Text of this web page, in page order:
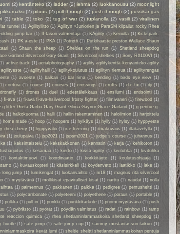
(2) kentänteko (2) ladder (2) lehmä (2) luokkanousu (2) moonlight
pikkumaksi (2) pituus (2) pull-through (2) push-through (2) pussikangas
(2) table (2) toko (2) tug of war (2) tuplanolla (2) vasili (2) virallinen
tunnel (1) Agilityliitto (1) Agilityn >Juniorien ja ParaSM kilpailut rocky Rhea
jump bar (1) II-tason valmentaja (1) KAgility (1) Keinulla (1) Kickspark.
(1) PK a-este (1) PKA (1) Potretti (1) Putkihaaste preston Wallace Shaun
(1) Shaun the sheep (1) Shelties on the run (1)
Shetland sheepdog
Garland Silvercool Gary Grant (1) Silvercool shelties (1) Sony RX100VI
(1)
active track (1) aerialphotography (1) agility agilitykenttä kenyänteko agility
agilityeste (1) agilityhalli (1) agilitykoulutus (1) agilityn riemua (1) agilityrengas
(1) avoeste (1) balkan (1) bar rima (1) bending (1) birds eye view (1)
cordura (1) course (1) courses (1) crossings (1) crufts (1) d-c-fix (1) dji (1)
dronefly (1) drones (1) duel (1) edestäleikkaus (1) ensilumi (1) entisöinti (1)
fi-ava (1) fi-ava fi-ava-hsilvercool frosty fighter (1) filmivaneri (1) firewood (1)
g-litter Greta Garbo Gary Grant Gloria Gaynor Grace Garland (1) g-pentue g-
(1) halkokuorma (1) halli (1) hallin rakentaminen (1) haloilmiön (1) harjoittelu
home made (1) hoop (1) hoopers (1) hylkäys (1) hylly (1) hylsy (1) hyppyeste
rhea cherry (1) hyppyvalio (1) ice freezing (1) ilmakuvaus (1) iltakävelyllä (1)
(1) joulupäivä (1) jsp2021 (1) jspsm2021 (1) judge´s course (1) juhannus (1)
(1) kaksintaistelu (1) kakskakkonen (1) kannatin (1) karja (1) kehikoton (1)
(1) kesämaa (1) kierto (1) kissa-agility (1) kivituhka (1) kivituhka
(1) kontaktimuovi (1) koordinaatio (1) korkkitäyte (1) koulutusohjaaja
(1)
(1) kuvauskopteri (1) käsisirkkeli (1) köydenveto (1) laatikko (1) lake (1)
long jump (1) lumikengät (1) luokanvaihto (1) m18 (1) magnus rita silvercool
(1) myytävänä (1) möllikisat epäviralliset kisat (1) narttu (1) naudat (1) nolla
(1) paimennus (1) pakkanen (1) palkka (1) pedigree (1) pentusheltti (1)
(1) polycarrbonate (1) polyeteeni (1) polyethene (1) poraus (1) portable (1)
pulkka (1) pull in (1) punkki (1) punkkikarkote (1) puomi myytävänä (1) push
(1) pyörästö (1) pyörät (1) pöydän valmistus (1) radat (1) rainbow (1) ramp
reaccion quimica (1) rhea shetlanninlammaskoira shetland sheepdog (1)
hurdle (1) safe jump (1) safe jump cup (1) sammy mustantassun taikuri (1)
kevät lumi (1) sheltie sheltti shetlanninlammaskoiran pentuja